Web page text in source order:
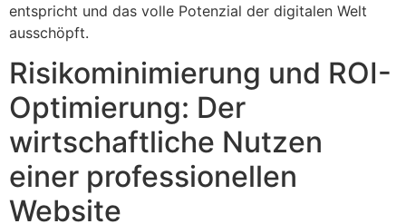
entspricht und das volle Potenzial der digitalen Welt
ausschöpft.
Risikominimierung und ROI-
Optimierung: Der
wirtschaftliche Nutzen
einer professionellen
Website